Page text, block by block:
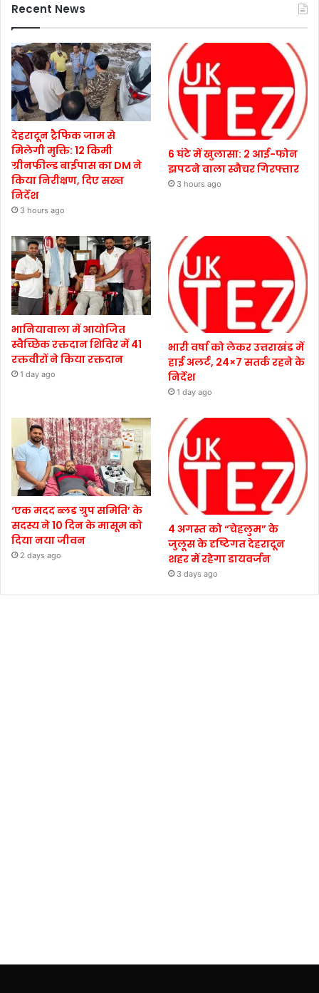
Recent News
देहरादून ट्रैफिक जाम से
मिलेगी मुक्ति: 12 किमी
ग्रीनफील्ड बाईपास का DM ने
किया निरीक्षण, दिए सख्त
निर्देश
3 hours ago
6 घंटे में खुलासा: 2 आई-फोन
झपटने वाला स्नैचर गिरफ्तार
3 hours ago
भानियावाला में आयोजित
स्वैच्छिक रक्तदान शिविर में 41
रक्तवीरों ने किया रक्तदान
1 day ago
भारी वर्षा को लेकर उत्तराखंड में
हाई अलर्ट, 24×7 सतर्क रहने के
निर्देश
1 day ago
‘एक मदद ब्लड ग्रुप समिति’ के
सदस्य ने 10 दिन के मासूम को
दिया नया जीवन
2 days ago
4 अगस्त को “चेहलुम” के
जुलूस के दृष्टिगत देहरादून
शहर में रहेगा डायवर्जन
3 days ago